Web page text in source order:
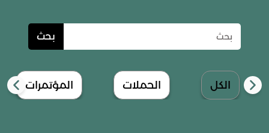
بحث
الكل الحملات المؤتمرات